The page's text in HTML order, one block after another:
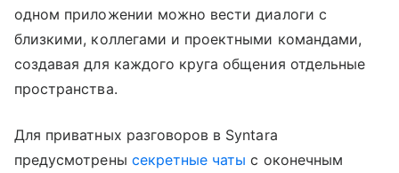
одном приложении можно вести диалоги с
близкими, коллегами и проектными командами,
создавая для каждого круга общения отдельные
пространства.
Для приватных разговоров в Syntara
предусмотрены секретные чаты с оконечным